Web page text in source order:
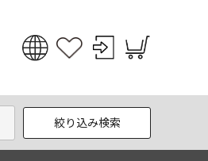
English
한국어
絞り込み検索